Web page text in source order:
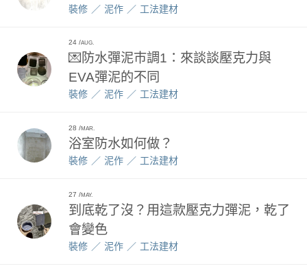
裝修 泥作 工法建材
24 AUG.
💌防水彈泥巿調1：來談談壓克力與
EVA彈泥的不同
裝修 泥作 工法建材
28 MAR.
浴室防水如何做？
裝修 泥作 工法建材
27 MAY.
到底乾了沒？用這款壓克力彈泥，乾了
會變色
裝修 泥作 工法建材